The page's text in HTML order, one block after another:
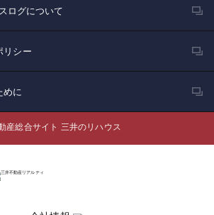
ログについて
リシー
めに
産総合サイト 三井のリハウス